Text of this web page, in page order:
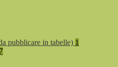
pubblicare in tabelle) 1
7